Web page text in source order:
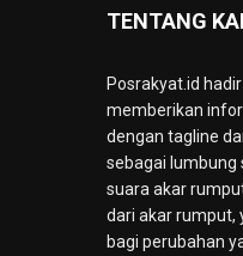
TENTANG
Posrakyat.id
memberikan
dengan tagline
sebagai lumbung
suara akar
dari akar rumput,
bagi perubahan